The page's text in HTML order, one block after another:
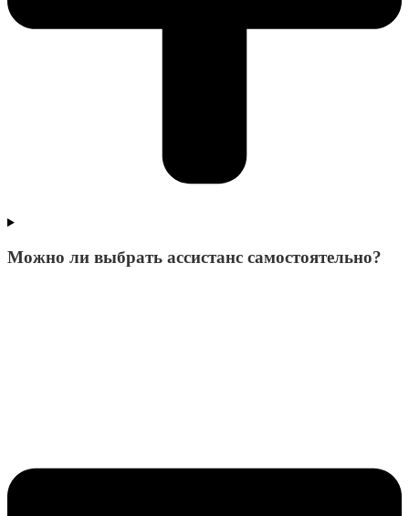
Можно ли выбрать ассистанс самостоятельно?